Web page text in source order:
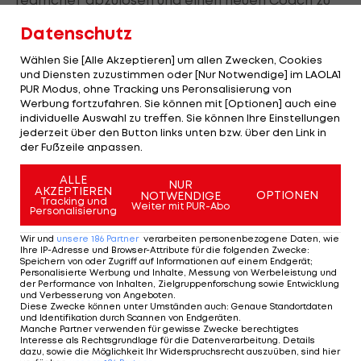
Handlungsspielraum nehmen. "Ich werde nicht
über den 17. Oktober hinausreichende
Dispositionen treffen, und ein Teamchefwechsel
wäre so eine Disposition", erklärt Windtner.
ÖFB-Team konnte den "Geist von
Wembley" nicht mitnehmen
Obwohl Foda vom Oberösterreicher im Amt
bestätigt wurde, war dem ÖFB-Präsidenten doch
die Enttäuschung über die Auftritte der
vergangenen Woche anzumerken. Der
"niederschmetternden Niederlage" inIsraelsei
am Dienstag gegen Schottland ein "letztlich
enttäuschendes Match" gefolgt, so der 71-Jährige.
Datenschutz
Wählen Sie [Alle Akzeptieren] um allen Zwecken, Cookies
und Diensten zuzustimmen oder [Nur Notwendige] im LAOLA1
PUR Modus, ohne Tracking uns Peronsalisierung von
Werbung fortzufahren. Sie können mit [Optionen] auch eine
individuelle Auswahl zu treffen. Sie können Ihre Einstellungen
jederzeit über den Button links unten bzw. über den Link in
der Fußzeile anpassen.
ALLE
AKZEPTIEREN
Tracking und
Personalisierung
NUR
NOTWENDIGE
Weiter mit PUR-Abo
OPTIONEN
Wir und unsere 186 Partner verarbeiten personenbezogene Daten, wie
Ihre IP-Adresse und Browser-Attribute für die folgenden Zwecke:
Speichern von oder Zugriff auf Informationen auf einem Endgerät;
Personalisierte Werbung und Inhalte, Messung von Werbeleistung und
der Performance von Inhalten, Zielgruppenforschung sowie Entwicklung
und Verbesserung von Angeboten.
Diese Zwecke können unter Umständen auch: Genaue Standortdaten
und Identifikation durch Scannen von Endgeräten.
Manche Partner verwenden für gewisse Zwecke berechtigtes
Interesse als Rechtsgrundlage für die Datenverarbeitung. Details
dazu, sowie die Möglichkeit Ihr Widerspruchsrecht auszuüben, sind hier